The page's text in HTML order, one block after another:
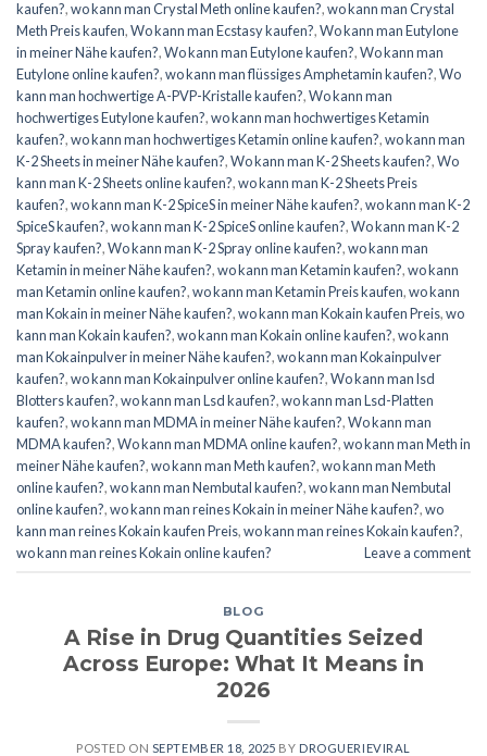
kaufen?,wo kann man Crystal Meth online kaufen?,wo kann man Crystal
Meth Preis kaufen,Wo kann man Ecstasy kaufen?,Wo kann man Eutylone
in meiner Nähe kaufen?,Wo kann man Eutylone kaufen?,Wo kann man
Eutylone online kaufen?,wo kann man flüssiges Amphetamin kaufen?,Wo
kann man hochwertige A-PVP-Kristalle kaufen?,Wo kann man
hochwertiges Eutylone kaufen?,wo kann man hochwertiges Ketamin
kaufen?,wo kann man hochwertiges Ketamin online kaufen?,wo kann man
K-2 Sheets in meiner Nähe kaufen?,Wo kann man K-2 Sheets kaufen?,Wo
kann man K-2 Sheets online kaufen?,wo kann man K-2 Sheets Preis
kaufen?,wo kann man K-2 SpiceS in meiner Nähe kaufen?,wo kann man K-2
SpiceS kaufen?,wo kann man K-2 SpiceS online kaufen?,Wo kann man K-2
Spray kaufen?,Wo kann man K-2 Spray online kaufen?,wo kann man
Ketamin in meiner Nähe kaufen?,wo kann man Ketamin kaufen?,wo kann
man Ketamin online kaufen?,wo kann man Ketamin Preis kaufen,wo kann
man Kokain in meiner Nähe kaufen?,wo kann man Kokain kaufen Preis,wo
kann man Kokain kaufen?,wo kann man Kokain online kaufen?,wo kann
man Kokainpulver in meiner Nähe kaufen?,wo kann man Kokainpulver
kaufen?,wo kann man Kokainpulver online kaufen?,Wo kann man lsd
Blotters kaufen?,wo kann man Lsd kaufen?,wo kann man Lsd-Platten
kaufen?,wo kann man MDMA in meiner Nähe kaufen?,Wo kann man
MDMA kaufen?,Wo kann man MDMA online kaufen?,wo kann man Meth in
meiner Nähe kaufen?,wo kann man Meth kaufen?,wo kann man Meth
online kaufen?,wo kann man Nembutal kaufen?,wo kann man Nembutal
online kaufen?,wo kann man reines Kokain in meiner Nähe kaufen?,wo
kann man reines Kokain kaufen Preis,wo kann man reines Kokain kaufen?,
wo kann man reines Kokain online kaufen?
Leave a comment
BLOG
A Rise in Drug Quantities Seized
Across Europe: What It Means in
2026
POSTED ON SEPTEMBER 18, 2025 BY DROGUERIEVIRAL